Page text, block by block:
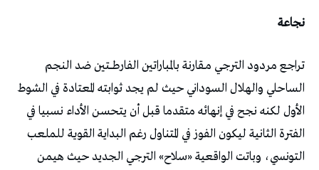
نجاعة
تراجع مردود الترجي مــقارنة بالمباراتين الفارطــــتين ضد النجم
الساحلي والهلال السوداني حيث لم يجد ثوابته المعتادة في الشوط
الأول لكنه نجح في إنهائه متقدما قبل أن يتحسن الأداء نسبيا في
الفترة الثانية ليكون الفوز في المتناول رغم البداية القوية للملعب
التونسي، وباتت الواقعية «سلاح» الترجي الجديد حيث هيمن